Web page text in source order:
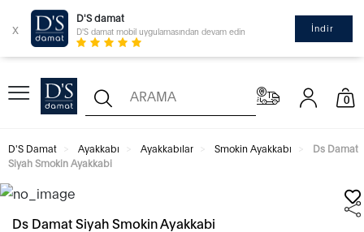
x
D'S damat
D'S damat mobil uygulamasından devam edin İndir
0
D'S Damat Ayakkabı Ayakkabılar Smokin Ayakkabı
Ds Damat
Siyah Smokin Ayakkabi
Ds Damat Siyah Smokin Ayakkabi